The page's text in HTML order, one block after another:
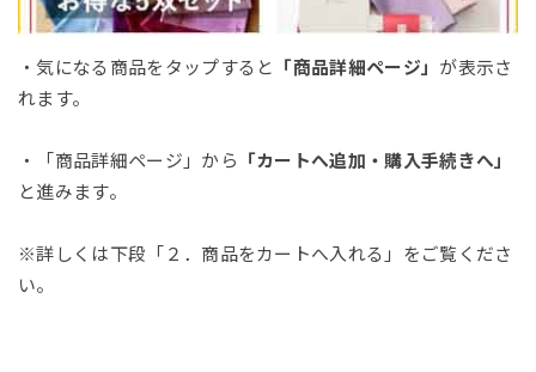
・気になる商品をタップすると 「商品詳細ページ」 が表示さ
れます。
・「商品詳細ページ」から
「カートへ追加・購入手続きへ」
と進みます。
※詳しくは下段「２．商品をカートへ入れる」をご覧くださ
い。